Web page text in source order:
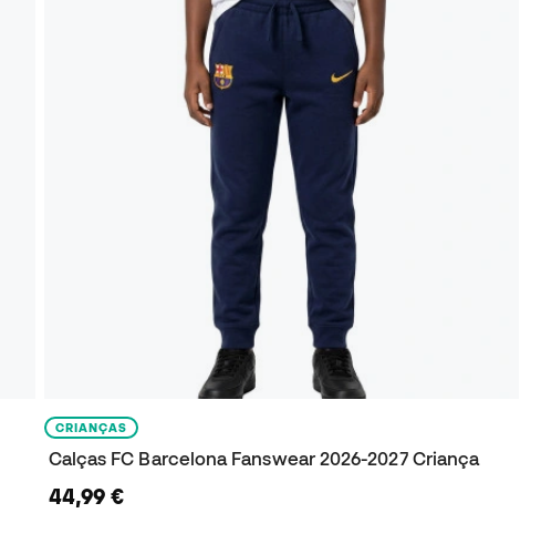
CRIANÇAS
Calças FC Barcelona Fanswear 2026-2027 Criança
44,99 €